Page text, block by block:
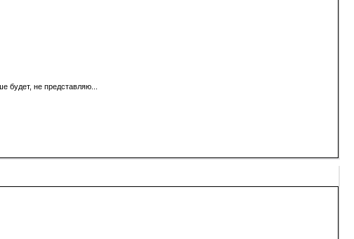
будет, не представляю...